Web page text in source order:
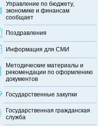
Управление по бюджету,
экономике и финансам
сообщает
Поздравления
Информация для СМИ
Методические материалы и
рекомендации по оформлению
документов
Государственные закупки
Государственная гражданская
служба